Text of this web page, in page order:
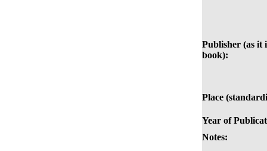
Publisher (as it
book):
Place
Year of
Notes: